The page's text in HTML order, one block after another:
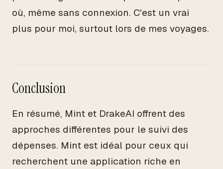
où, même sans connexion. C'est un vrai
plus pour moi, surtout lors de mes voyages.
Conclusion
En résumé, Mint et DrakeAI offrent des
approches différentes pour le suivi des
dépenses. Mint est idéal pour ceux qui
recherchent une application riche en